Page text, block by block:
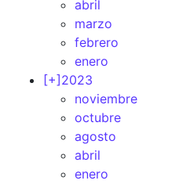
abril
marzo
febrero
enero
[+] 2023
noviembre
octubre
agosto
abril
enero